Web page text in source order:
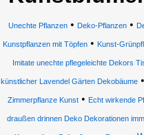
Unechte Pflanzen• Deko-Pflanzen•
Kunstpflanzen mit Töpfen • Kunst-
Imitate unechte pflegeleichte Dekors
künstlicher Lavendel Gärten Dekobäume
Zimmerpflanze Kunst • Echt wirkende
draußen drinnen Deko Dekorationen